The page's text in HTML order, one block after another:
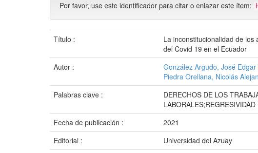
Por favor, use este identificador para citar o enlazar este ítem:
Título :
La inconstitucionalidad de
del Covid 19 en el Ecuador
Autor :
González Argudo, José Edgar
Piedra Orellana, Nicolás
Palabras clave :
DERECHOS DE LOS
Fecha de publicación :
2021
Editorial :
Universidad del Azuay